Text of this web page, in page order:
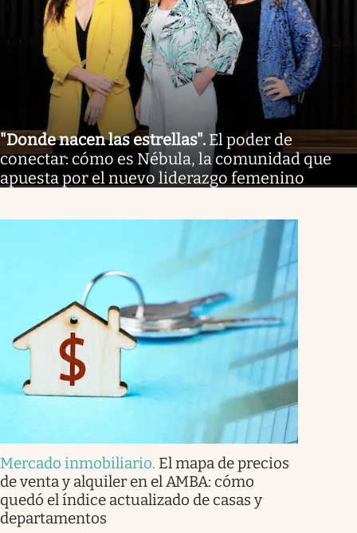
"Donde nacen las estrellas". El poder de
conectar: cómo es Nébula, la comunidad que
apuesta por el nuevo liderazgo femenino
Mercado inmobiliario. El mapa de precios
de venta y alquiler en el AMBA: cómo
quedó el índice actualizado de casas y
departamentos